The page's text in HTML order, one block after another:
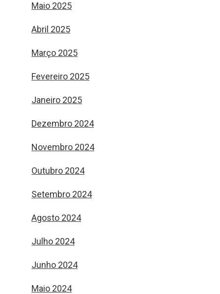
Maio 2025
Abril 2025
Março 2025
Fevereiro 2025
Janeiro 2025
Dezembro 2024
Novembro 2024
Outubro 2024
Setembro 2024
Agosto 2024
Julho 2024
Junho 2024
Maio 2024